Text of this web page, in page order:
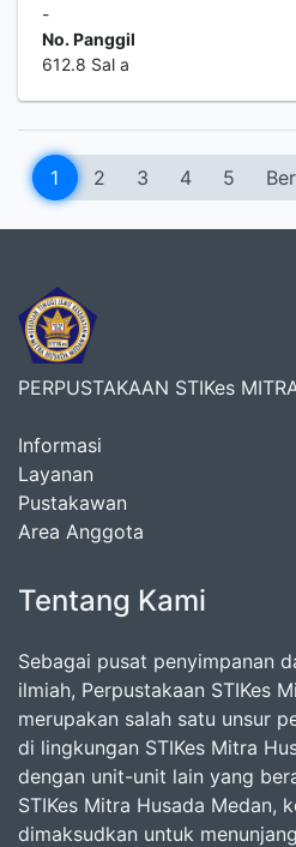
-
No. Panggil
612.8 Sal a
1 2 3 4 5
PERPUSTAKAAN STIKes
Informasi
Layanan
Pustakawan
Area Anggota
Tentang Kami
Sebagai pusat penyimpanan
ilmiah, Perpustakaan STIKes
merupakan salah satu unsur
di lingkungan STIKes Mitra
dengan unit-unit lain yang
STIKes Mitra Husada Medan,
dimaksudkan untuk